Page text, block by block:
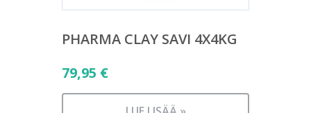
PHARMA CLAY SAVI 4X4KG
79,95 €